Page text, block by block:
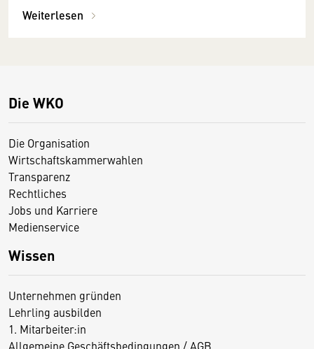
Weiterlesen
Die WKO
Die Organisation
Wirtschaftskammerwahlen
Transparenz
Rechtliches
Jobs und Karriere
Medienservice
Wissen
Unternehmen gründen
Lehrling ausbilden
1. Mitarbeiter:in
Allgemeine Geschäftsbedingungen / AGB